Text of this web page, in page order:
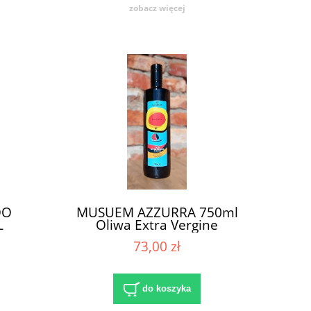
zobacz więcej
MUSUEM AZZURRA 750ml
Oliwa Extra Vergine
73,00 zł
do koszyka